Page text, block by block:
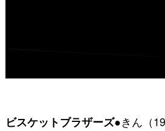
ビスケットブラザーズ●きん（